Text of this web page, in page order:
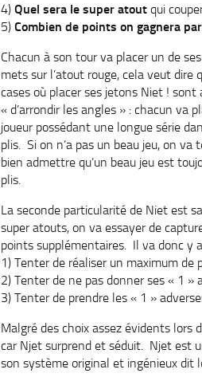
4) Quel sera le super atout qui
5) Combien de points on gagnera
Chacun à son tour va placer un de
mets sur l’atout rouge, cela veut dire
cases où placer ses jetons Niet !
« d’arrondir les angles » : chacun va
joueur possédant une longue série
plis. Si on n’a pas un beau jeu, on
bien admettre qu’un beau jeu est
plis.
La seconde particularité de Niet est
super atouts, on va essayer de
points supplémentaires. Il va donc y
1) Tenter de réaliser un maximum de
2) Tenter de ne pas donner ses « 1 »
3) Tenter de prendre les « 1 »
Malgré des choix assez évidents lors
car Njet surprend et séduit. Njet est
son système original et ingénieux dit